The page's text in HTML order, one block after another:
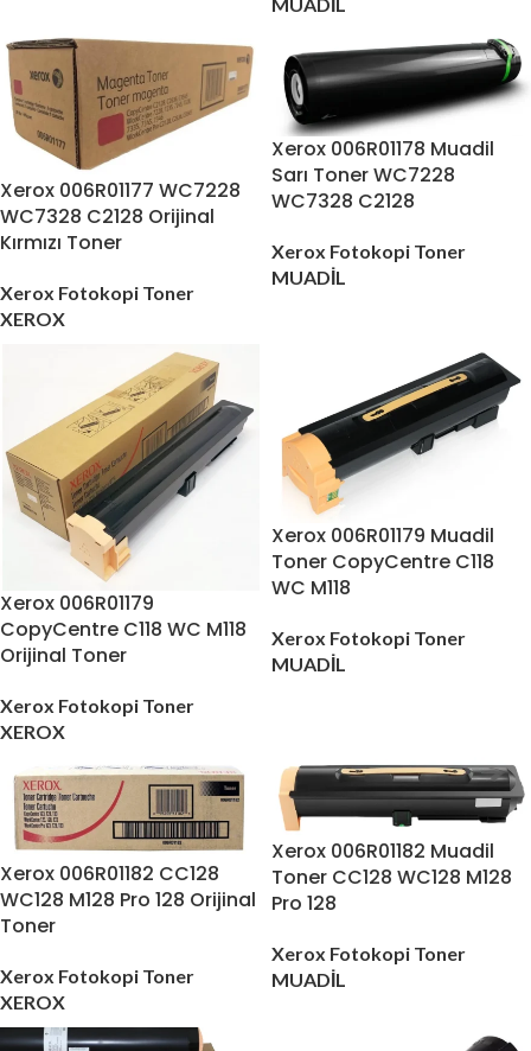
Xerox 006R01177 WC7228
WC7328 C2128 Orijinal
Kırmızı Toner
Xerox Fotokopi Toner
XEROX
Xerox 006R01178 Muadil
Sarı Toner WC7228
WC7328 C2128
Xerox Fotokopi Toner
MUADİL
Xerox 006R01179
CopyCentre C118 WC M118
Orijinal Toner
Xerox Fotokopi Toner
XEROX
Xerox 006R01179 Muadil
Toner CopyCentre C118
WC M118
Xerox Fotokopi Toner
MUADİL
Xerox 006R01182 CC128
WC128 M128 Pro 128 Orijinal
Toner
Xerox Fotokopi Toner
XEROX
Xerox 006R01182 Muadil
Toner CC128 WC128 M128
Pro 128
Xerox Fotokopi Toner
MUADİL